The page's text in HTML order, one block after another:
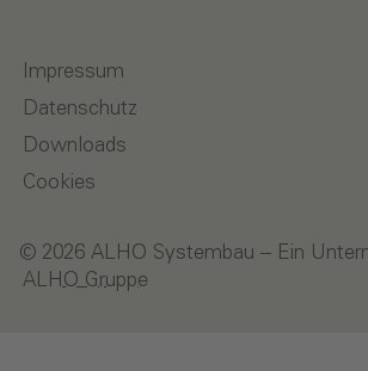
Impressum
Datenschutz
Downloads
Cookies
© 2026 ALHO Systembau – Ein
ALHO Gruppe